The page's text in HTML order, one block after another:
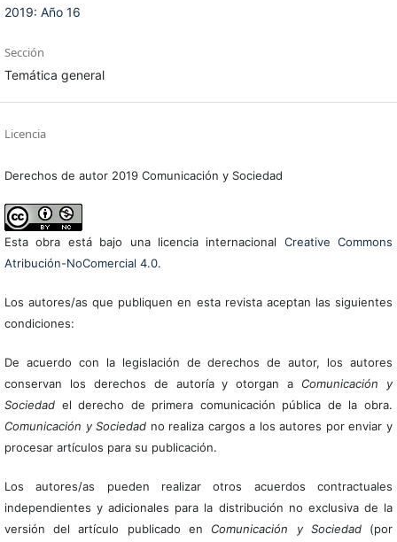
2019: Año 16
Sección
Temática general
Licencia
Derechos de autor 2019 Comunicación y Sociedad
Esta obra está bajo una licencia internacional Creative Commons
Atribución-NoComercial 4.0.
Los autores/as que publiquen en esta revista aceptan las siguientes
condiciones:
De acuerdo con la legislación de derechos de autor, los autores
conservan los derechos de autoría y otorgan a Comunicación y
Sociedadel derecho de primera comunicación pública de la obra.
Comunicación y Sociedad no realiza cargos a los autores por enviar y
procesar artículos para su publicación.
Los autores/as pueden realizar otros acuerdos contractuales
independientes y adicionales para la distribución no exclusiva de la
versión del artículo publicado en Comunicación y Sociedad(por